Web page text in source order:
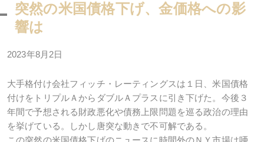
突然の米国債格下げ、金価格への影
響は
2023年8月2日
大手格付け会社フィッチ・レーティングスは１日、米国債格
付けをトリプルＡからダブルＡプラスに引き下げた。今後３
年間で予想される財政悪化や債務上限問題を巡る政治の理由
を挙げている。しかし唐突な動きで不可解である。